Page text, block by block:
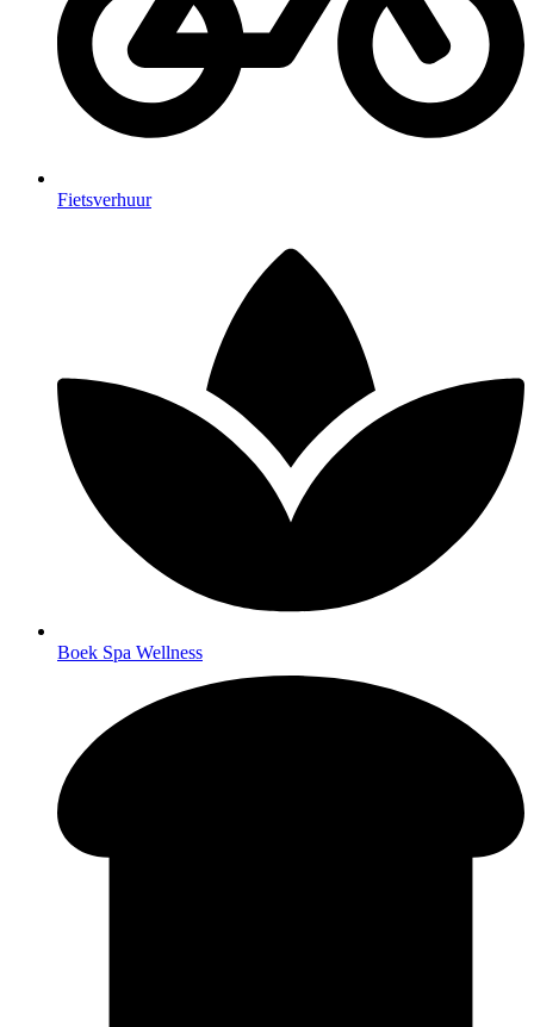
Fietsverhuur
Boek Spa Wellness